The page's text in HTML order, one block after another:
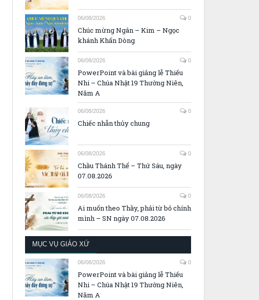
06/08/2026 0
Chúc mừng Ngân – Kim – Ngọc
khánh Khấn Dòng
06/08/2026 0
PowerPoint và bài giảng lễ Thiếu
Nhi – Chúa Nhật 19 Thường Niên,
Năm A
06/08/2026 0
Chiếc nhẫn thủy chung
06/08/2026 0
Chầu Thánh Thể – Thứ Sáu, ngày
07.08.2026
06/08/2026 0
Ai muốn theo Thầy, phải từ bỏ chính
mình – SN ngày 07.08.2026
MỤC VỤ GIÁO XỨ
06/08/2026 0
PowerPoint và bài giảng lễ Thiếu
Nhi – Chúa Nhật 19 Thường Niên,
Năm A